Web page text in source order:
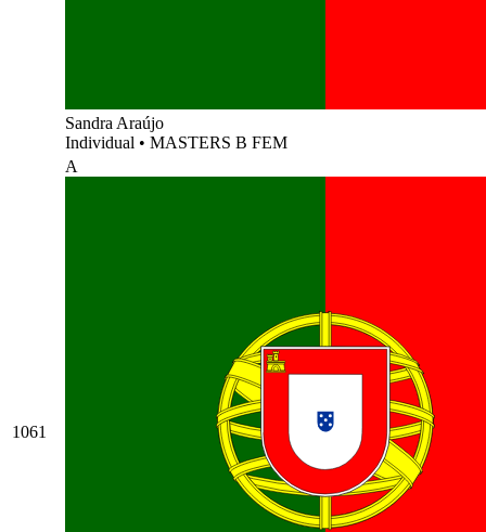
Sandra Araújo
Individual • MASTERS B FEM
1061
A